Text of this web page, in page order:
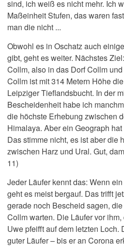
sind, ich weiß es nicht mehr. Ich
Maßeinheit Stufen, das waren
man die nicht ...
Obwohl es in Oschatz auch
gibt, geht es weiter. Nächstes
Collm, also in das Dorf Collm
Collm ist mit 314 Metern Höhe
Leipziger Tieflandsbucht. In der
Bescheidenheit habe ich
die höchste Erhebung zwischen
Himalaya. Aber ein Geograph
Das stimme nicht, es ist aber die
zwischen Harz und Ural. Gut,
11)
Jeder Läufer kennt das: Wenn
geht es meist bergauf. Das trifft
gerade noch Bescheid sagen,
Collm warten. Die Läufer vor
Uwe pfeifft auf dem letzten Loch.
guter Läufer – bis er an Corona